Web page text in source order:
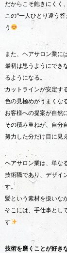
だからこそ飽きにくく
この“一人ひとり違う
う
また、ヘアサロン業に
最初は思うようにでき
るようになる。
カットラインが安定す
色の見極めがうまくなる
お客様への提案が自然
その積み重ねが、自分
努力した分だけ目に見
ヘアサロン業は、単な
技術職であり、デザイ
す。
髪という素材を扱いな
そこには、手仕事とし
す
技術を磨くことが好き